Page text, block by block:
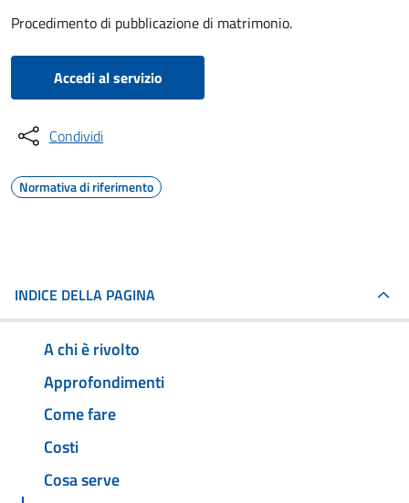
Procedimento di pubblicazione di matrimonio.
Accedi al servizio
Condividi
Normativa di riferimento
INDICE DELLA PAGINA
A chi è rivolto
Approfondimenti
Come fare
Costi
Cosa serve